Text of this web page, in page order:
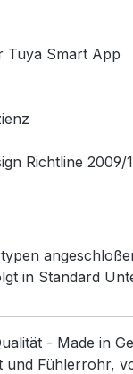
Tuya Smart App
Richtline 2009/
in Standard
- Made in
Fühlerrohr,